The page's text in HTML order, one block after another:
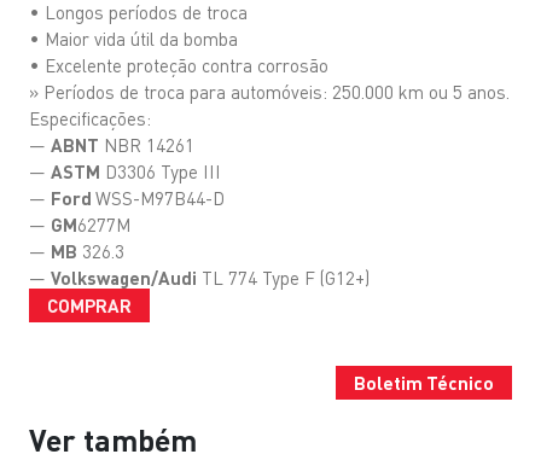
• Longos períodos de troca
• Maior vida útil da bomba
• Excelente proteção contra corrosão
» Períodos de troca para automóveis: 250.000 km ou 5 anos.
Especificações:
— ABNT NBR 14261
— ASTM D3306 Type III
— Ford WSS-M97B44-D
— GM6277M
— MB 326.3
— Volkswagen/Audi TL 774 Type F (G12+)
COMPRAR
Boletim Técnico
Ver também